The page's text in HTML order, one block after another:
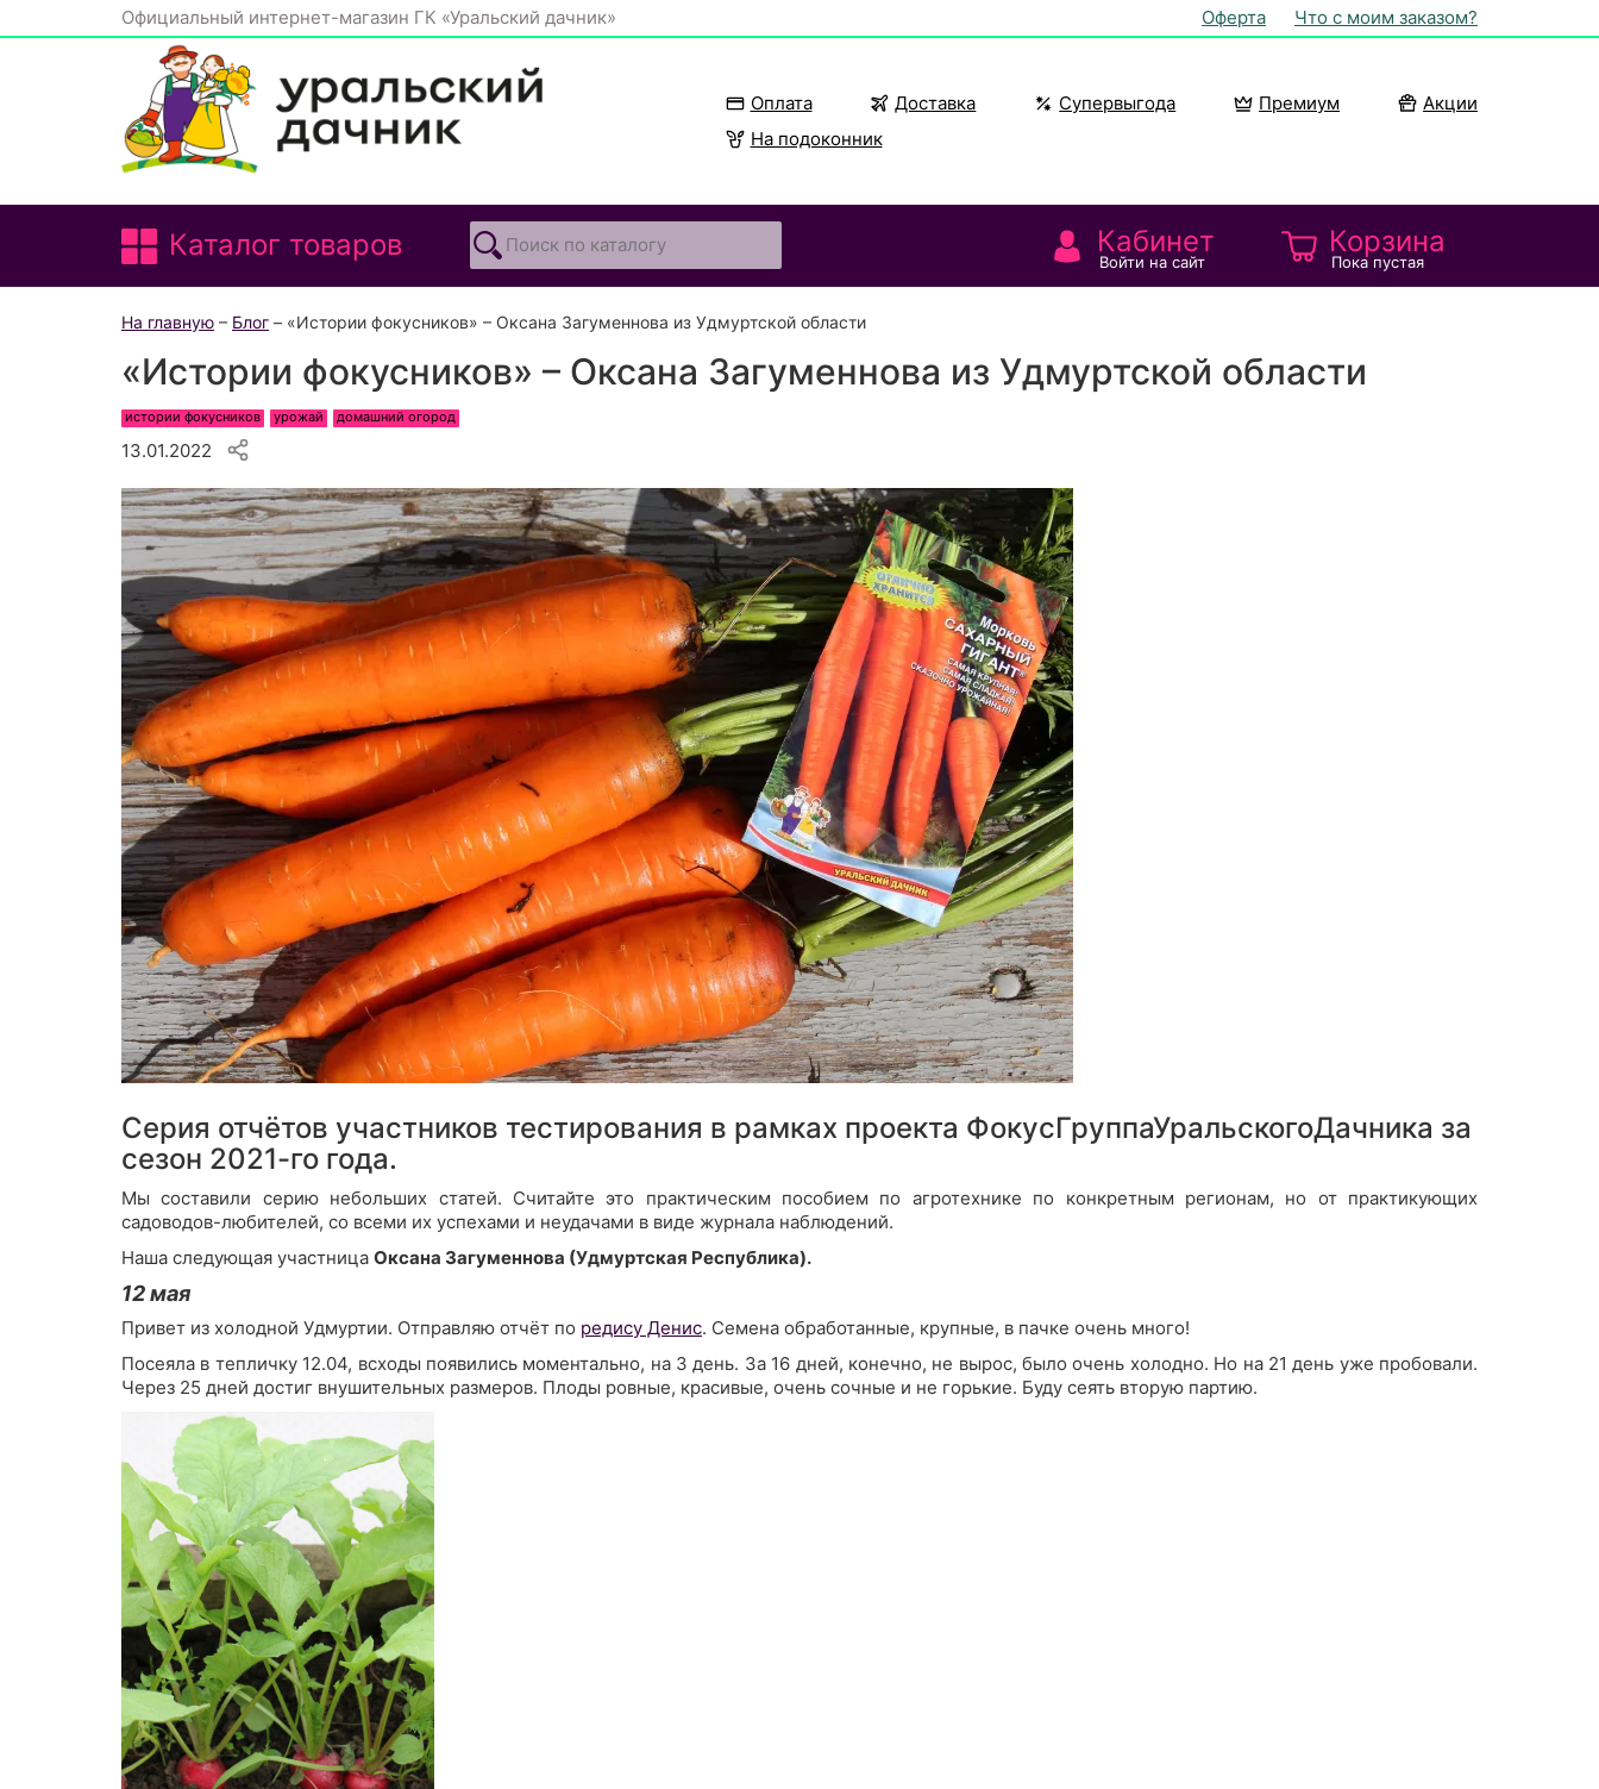
Официальный интернет-магазин ГК «Уральский дачник» Оферта Что с моим заказом?
Оплата Доставка Супервыгода Премиум
Акции
На подоконник
Каталог товаров Кабинет
Войти на сайт
Корзина
Пока пустая
На главную – Блог – «Истории фокусников» – Оксана Загуменнова из Удмуртской области
«Истории фокусников» – Оксана Загуменнова из Удмуртской области
истории фокусников урожай домашний огород
13.01.2022
Серия отчётов участников тестирования в рамках проекта ФокусГруппаУральскогоДачника за
сезон 2021-го года.
Мы составили серию небольших статей. Считайте это практическим пособием по агротехнике по конкретным регионам, но от практикующих
садоводов-любителей, со всеми их успехами и неудачами в виде журнала наблюдений.
Наша следующая участница Оксана Загуменнова (Удмуртская Республика).
12 мая
Привет из холодной Удмуртии. Отправляю отчёт по редису Денис. Семена обработанные, крупные, в пачке очень много!
Посеяла в тепличку 12.04, всходы появились моментально, на 3 день. За 16 дней, конечно, не вырос, было очень холодно. Но на 21 день уже пробовали.
Через 25 дней достиг внушительных размеров. Плоды ровные, красивые, очень сочные и не горькие. Буду сеять вторую партию.